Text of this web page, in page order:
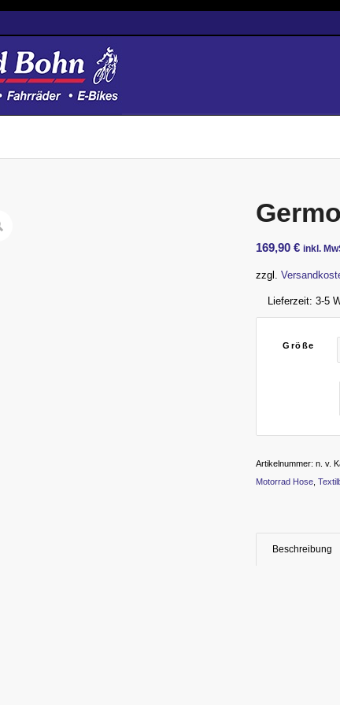
169,90€ inkl.
zzgl.
Lieferzeit:3-5
Größe
Artikelnummer:n. v.
Motorrad Hose,
Beschreibung